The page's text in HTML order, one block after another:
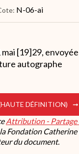
N-06-ai
[19]29,
autographe
DÉFINITION)
Attribution - Partage
Fondation
du document.